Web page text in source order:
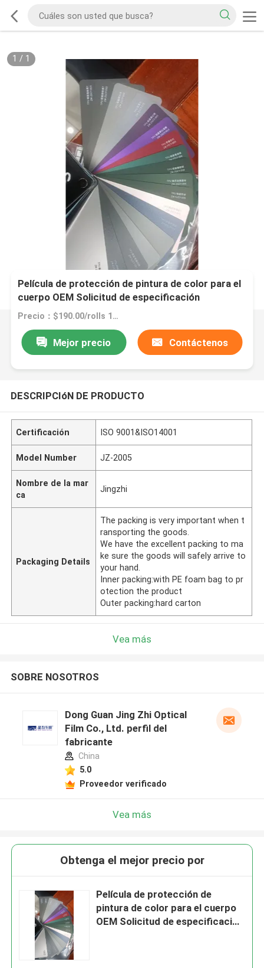
1 / 1
Película de protección de pintura de color para el
cuerpo OEM Solicitud de especificación
personalizada
Precio：$190.00/rolls 1-2 rolls
Mejor precio Contáctenos
DESCRIPCIóN DE PRODUCTO
Certificación ISO 9001&ISO14001
Model Number JZ-2005
Nombre de la mar
ca
Jingzhi
Packaging Details
The packing is very important when t
ransporting the goods.
We have the excellent packing to ma
ke sure the goods will safely arrive to
your hand.
Inner packing:with PE foam bag to pr
otection the product
Outer packing:hard carton
Vea más
SOBRE NOSOTROS
Dong Guan Jing Zhi Optical
Film Co., Ltd. perfil del
fabricante
China
5.0
Proveedor verificado
Vea más
Obtenga el mejor precio por
Película de protección de
pintura de color para el cuerpo
OEM Solicitud de especificación